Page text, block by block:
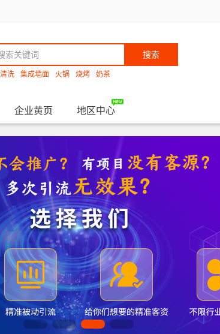
搜索
洗 集成墙面 火锅 烧烤 奶茶
企业黄页 地区中心